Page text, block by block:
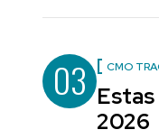
03 CMO
Estas
2026